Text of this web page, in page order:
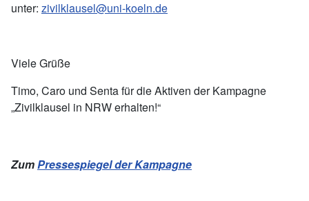
unter: zivilklausel@uni-koeln.de
Viele Grüße
Timo, Caro und Senta für die Aktiven der Kampagne
„Zivilklausel in NRW erhalten!“
ZumPressespiegel der Kampagne